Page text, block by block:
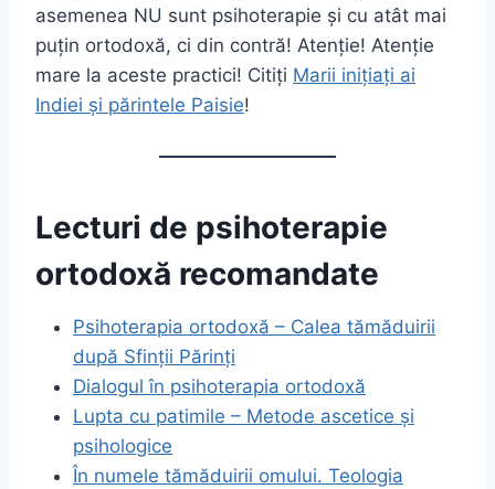
asemenea NU sunt psihoterapie și cu atât mai
puțin ortodoxă, ci din contră! Atenție! Atenție
mare la aceste practici! Citiți Marii inițiați ai
Indiei și părintele Paisie!
Lecturi de psihoterapie
ortodoxă recomandate
Psihoterapia ortodoxă – Calea tămăduirii
după Sfinții Părinți
Dialogul în psihoterapia ortodoxă
Lupta cu patimile – Metode ascetice și
psihologice
În numele tămăduirii omului. Teologia